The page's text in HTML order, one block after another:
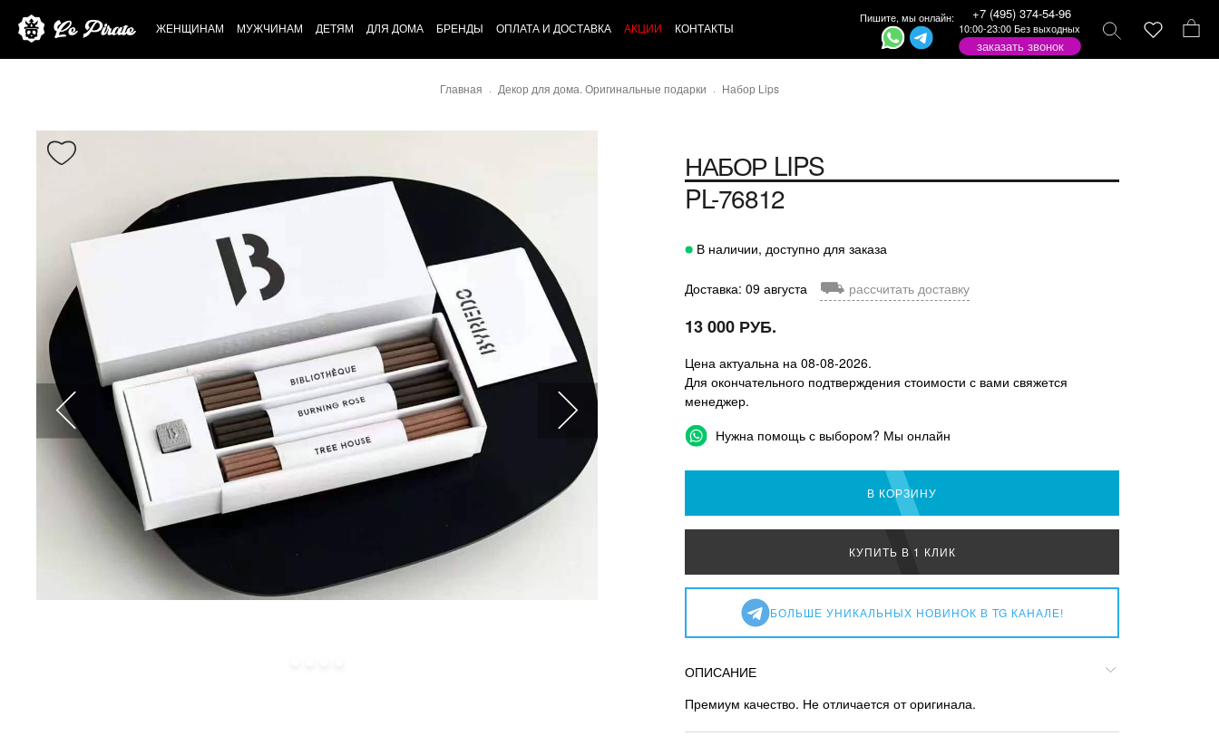
ЖЕНЩИНАМ МУЖЧИНАМ ДЕТЯМ ДЛЯ ДОМА БРЕНДЫ ОПЛАТА И ДОСТАВКА АКЦИИ КОНТАКТЫ
Пишите, мы онлайн: +7 (495) 374-54-96
10:00-23:00 Без выходных
заказать звонок
Главная Декор для дома. Оригинальные подарки Набор Lips
НАБОР LIPS
PL-76812
В наличии, доступно для заказа
Доставка: 09 августа ⛟ рассчитать доставку
13 000 РУБ.
Цена актуальна на 08-08-2026.
Для окончательного подтверждения стоимости с вами свяжется
менеджер.
Нужна помощь с выбором? Мы онлайн
В КОРЗИНУ
КУПИТЬ В 1 КЛИК
БОЛЬШЕ УНИКАЛЬНЫХ НОВИНОК В TG КАНАЛЕ!
ОПИСАНИЕ
Премиум качество. Не отличается от оригинала.